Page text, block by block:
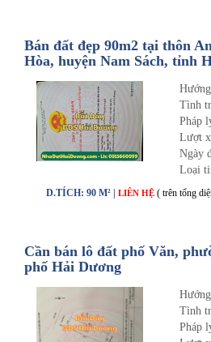
Bán đất đẹp 90m2 tại thôn
Hòa, huyện Nam Sách, tỉnh
Tình
Pháp
Lượt
Ngày
Loại
D.TÍCH: 90 M² | LIÊN HỆ ( trên tổng
Cần bán lô đất phố Văn,
phố Hải Dương
Tình
Pháp